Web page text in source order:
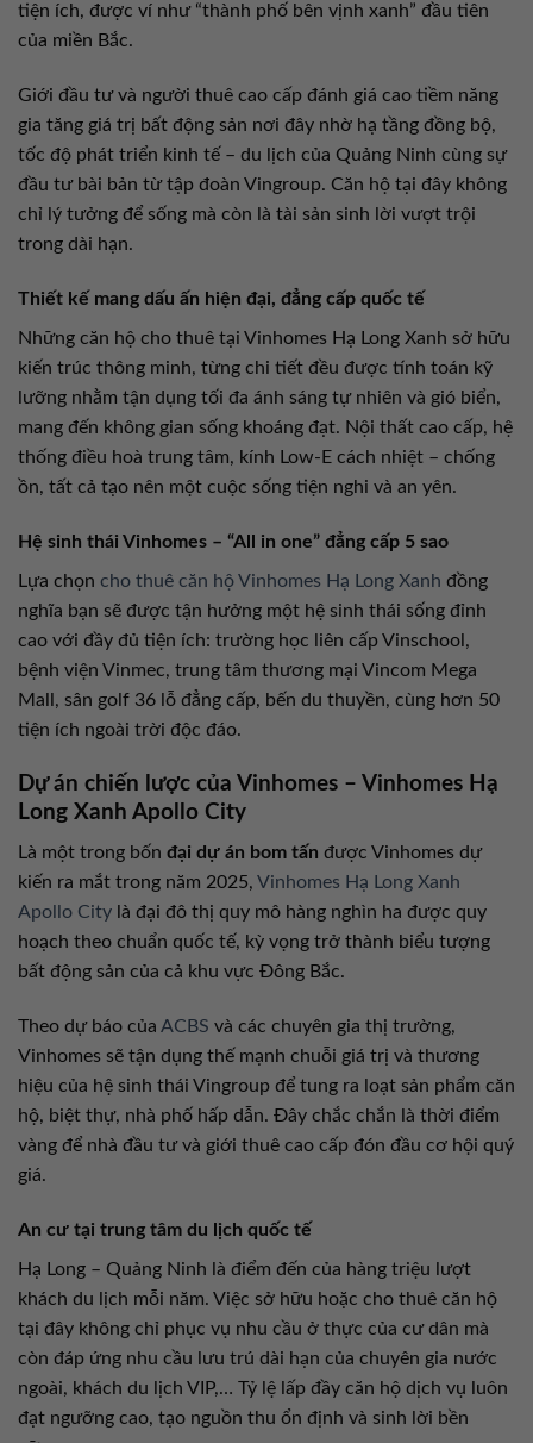
tiện ích, được ví như “thành phố bên vịnh xanh” đầu tiên
của miền Bắc.
Giới đầu tư và người thuê cao cấp đánh giá cao tiềm năng
gia tăng giá trị bất động sản nơi đây nhờ hạ tầng đồng bộ,
tốc độ phát triển kinh tế – du lịch của Quảng Ninh cùng sự
đầu tư bài bản từ tập đoàn Vingroup. Căn hộ tại đây không
chỉ lý tưởng để sống mà còn là tài sản sinh lời vượt trội
trong dài hạn.
Thiết kế mang dấu ấn hiện đại, đẳng cấp quốc tế
Những căn hộ cho thuê tại Vinhomes Hạ Long Xanh sở hữu
kiến trúc thông minh, từng chi tiết đều được tính toán kỹ
lưỡng nhằm tận dụng tối đa ánh sáng tự nhiên và gió biển,
mang đến không gian sống khoáng đạt. Nội thất cao cấp, hệ
thống điều hoà trung tâm, kính Low-E cách nhiệt – chống
ồn, tất cả tạo nên một cuộc sống tiện nghi và an yên.
Hệ sinh thái Vinhomes – “All in one” đẳng cấp 5 sao
Lựa chọn cho thuê căn hộ Vinhomes Hạ Long Xanh đồng
nghĩa bạn sẽ được tận hưởng một hệ sinh thái sống đỉnh
cao với đầy đủ tiện ích: trường học liên cấp Vinschool,
bệnh viện Vinmec, trung tâm thương mại Vincom Mega
Mall, sân golf 36 lỗ đẳng cấp, bến du thuyền, cùng hơn 50
tiện ích ngoài trời độc đáo.
Dự án chiến lược của Vinhomes – Vinhomes Hạ
Long Xanh Apollo City
Là một trong bốn đại dự án bom tấn được Vinhomes dự
kiến ra mắt trong năm 2025, Vinhomes Hạ Long Xanh
Apollo City là đại đô thị quy mô hàng nghìn ha được quy
hoạch theo chuẩn quốc tế, kỳ vọng trở thành biểu tượng
bất động sản của cả khu vực Đông Bắc.
Theo dự báo của ACBS và các chuyên gia thị trường,
Vinhomes sẽ tận dụng thế mạnh chuỗi giá trị và thương
hiệu của hệ sinh thái Vingroup để tung ra loạt sản phẩm căn
hộ, biệt thự, nhà phố hấp dẫn. Đây chắc chắn là thời điểm
vàng để nhà đầu tư và giới thuê cao cấp đón đầu cơ hội quý
giá.
An cư tại trung tâm du lịch quốc tế
Hạ Long – Quảng Ninh là điểm đến của hàng triệu lượt
khách du lịch mỗi năm. Việc sở hữu hoặc cho thuê căn hộ
tại đây không chỉ phục vụ nhu cầu ở thực của cư dân mà
còn đáp ứng nhu cầu lưu trú dài hạn của chuyên gia nước
ngoài, khách du lịch VIP,… Tỷ lệ lấp đầy căn hộ dịch vụ luôn
đạt ngưỡng cao, tạo nguồn thu ổn định và sinh lời bền